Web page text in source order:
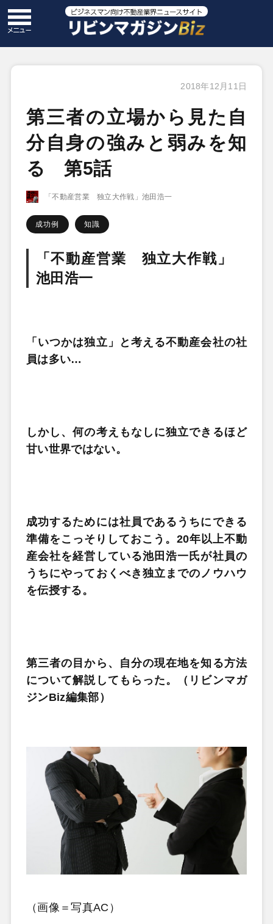
2018年12月11日
第三者の立場から見た自
分自身の強みと弱みを知
る 第5話
「不動産営業 独立大作戦」池田浩一
成功例 知識
「不動産営業 独立大作戦」
池田浩一
「いつかは独立」と考える不動産会社の社
員は多い…
しかし、何の考えもなしに独立できるほど
甘い世界ではない。
成功するためには社員であるうちにできる
準備をこっそりしておこう。20年以上不動
産会社を経営している池田浩一氏が社員の
うちにやっておくべき独立までのノウハウ
を伝授する。
第三者の目から、自分の現在地を知る方法
について解説してもらった。（リビンマガ
ジンBiz編集部）
（画像＝写真AC）